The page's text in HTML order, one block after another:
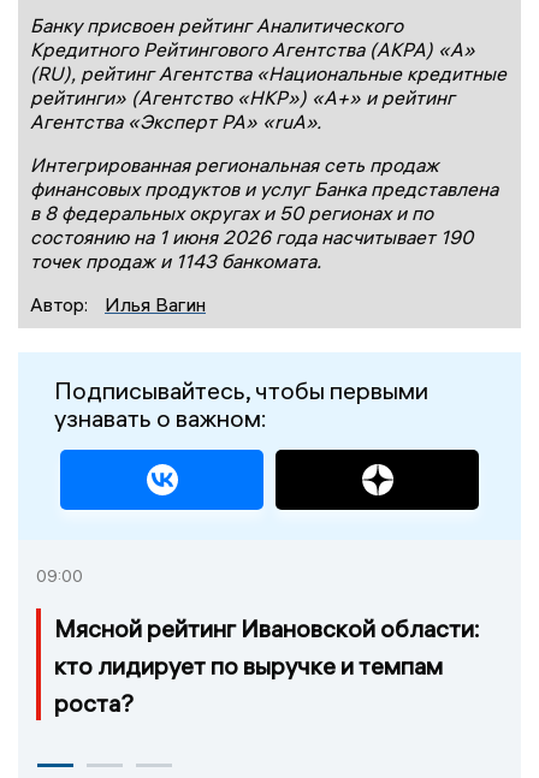
Банку присвоен рейтинг Аналитического
Кредитного Рейтингового Агентства (АКРА) «А»
(RU), рейтинг Агентства «Национальные кредитные
рейтинги» (Агентство «НКР») «А+» и рейтинг
Агентства «Эксперт РА» «ruА».
Интегрированная региональная сеть продаж
финансовых продуктов и услуг Банка представлена
в 8 федеральных округах и 50 регионах и по
состоянию на 1 июня 2026 года насчитывает 190
точек продаж и 1143банкомата.
Автор:
Илья Вагин
Подписывайтесь, чтобы первыми
узнавать о важном:
09:00
Мясной рейтинг Ивановской области:
кто лидирует по выручке и темпам
роста?